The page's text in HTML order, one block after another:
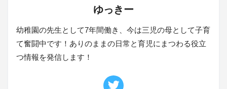
ゆっきー
幼稚園の先生として7年間働き、今は三児の母として子育
て奮闘中です！ありのままの日常と育児にまつわる役立
つ情報を発信します！